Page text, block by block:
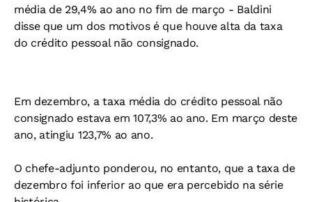
média de 29,4% ao ano no fim de março - Baldini
disse que um dos motivos é que houve alta da taxa
do crédito pessoal não consignado.
Em dezembro, a taxa média do crédito pessoal não
consignado estava em 107,3% ao ano. Em março deste
ano, atingiu 123,7% ao ano.
O chefe-adjunto ponderou, no entanto, que a taxa de
dezembro foi inferior ao que era percebido na série